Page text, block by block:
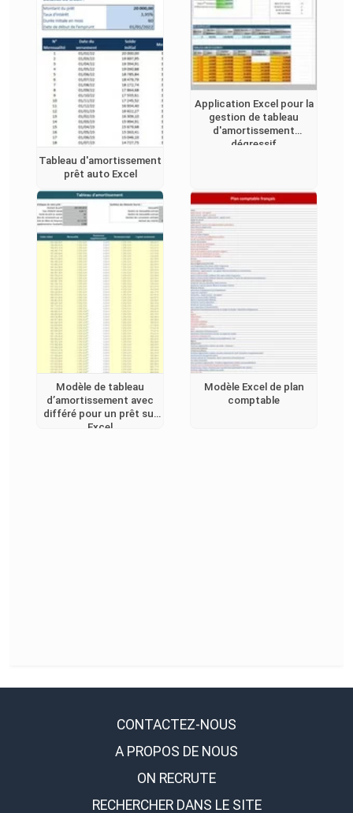
Tableau d'amortissement
prêt auto Excel
Application Excel pour la
gestion de tableau
d'amortissement
dégressif
Modèle de tableau
d’amortissement avec
différé pour un prêt sur
Excel
Modèle Excel de plan
comptable
CONTACTEZ-NOUS
A PROPOS DE NOUS
ON RECRUTE
RECHERCHER DANS LE SITE